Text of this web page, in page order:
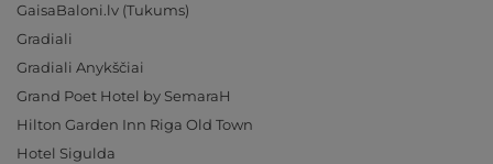
GaisaBaloni.lv (Tukums)
Gradiali
Gradiali Anykščiai
Grand Poet Hotel by SemaraH
Hilton Garden Inn Riga Old Town
Hotel Sigulda